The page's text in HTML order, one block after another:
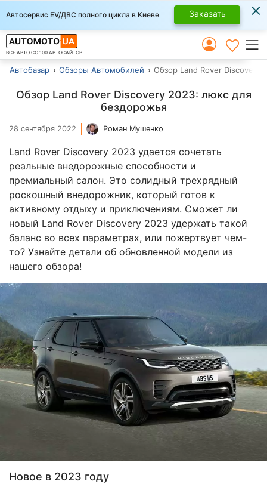
Автосервис EV/ДВС полного цикла в Киеве Заказать ×
ВСЕ АВТО СО 100 АВТОСАЙТОВ
Автобазар Обзоры Автомобилей Обзор Land Rover Discovery
Обзор Land Rover Discovery 2023: люкс для
бездорожья
28 сентября 2022 Роман Мушенко
Land Rover Discovery 2023 удается сочетать
реальные внедорожные способности и
премиальный салон. Это солидный трехрядный
роскошный внедорожник, который готов к
активному отдыху и приключениям. Сможет ли
новый Land Rover Discovery 2023 удержать такой
баланс во всех параметрах, или пожертвует чем-
то? Узнайте детали об обновленной модели из
нашего обзора!
Новое в 2023 году